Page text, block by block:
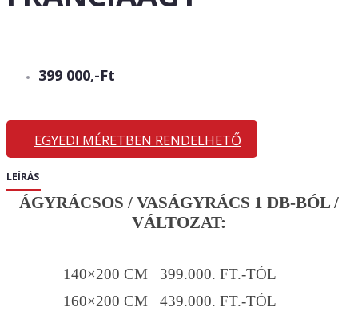
399 000,-Ft
EGYEDI MÉRETBEN RENDELHETŐ
LEÍRÁS
ÁGYRÁCSOS / VASÁGYRÁCS 1 DB-BÓL /
VÁLTOZAT:
140×200 CM 399.000. FT.-TÓL
160×200 CM 439.000. FT.-TÓL